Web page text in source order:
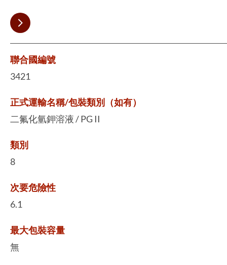
聯合國編號
3421
正式運輸名稱/包裝類別（如有）
二氟化氫鉀溶液 / PG II
類別
8
次要危險性
6.1
最大包裝容量
無